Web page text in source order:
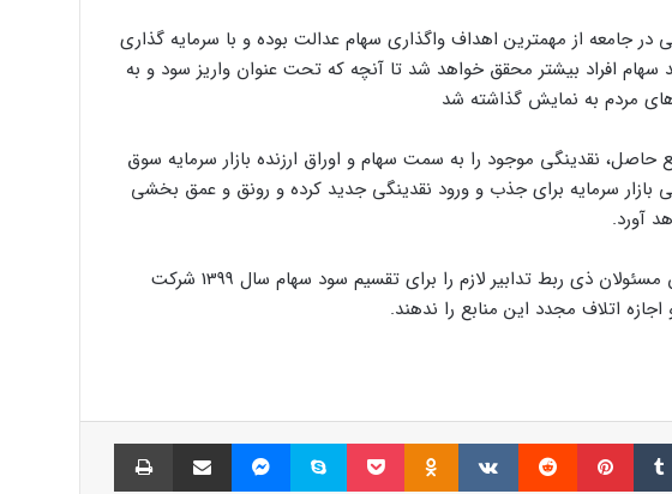
در جامعه از مهمترین اهداف واگذاری سهام عدالت بوده و با سرمایه گذاری
افراد بیشتر محقق خواهد شد تا آنچه که تحت عنوان واریز سود و به
مردم به نمایش گذاشته شد
حاصل، نقدینگی موجود را به سمت سهام و اوراق ارزنده بازار سرمایه سوق
بازار سرمایه برای جذب و ورود نقدینگی جدید کرده و رونق و عمق بخشی
آورد.
بر این اساس پیشنهاد می شود از هم اکنون مسئولان ذی ربط تدابیر لازم را برای تقسیم سود سهام سال 1399 شرکت
اتلاف مجدد این منابع را ندهند.
تامبلر پینتریست Reddit
VKontakte
Odnoklassniki پاکت اسکایپ مسنجر اشتراک گذاری با ایمیل